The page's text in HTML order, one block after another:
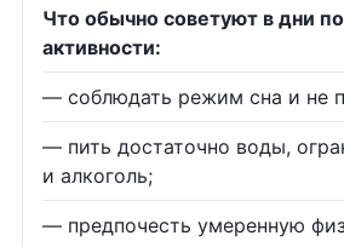
Что обычно советуют в дни
активности:
— соблюдать режим сна и не
— пить достаточно воды,
и алкоголь;
— предпочесть умеренную